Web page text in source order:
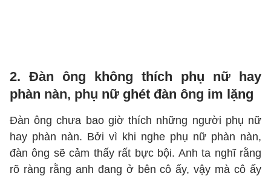
2. Đàn ông không thích phụ nữ hay
phàn nàn, phụ nữ ghét đàn ông im lặng
Đàn ông chưa bao giờ thích những người phụ nữ
hay phàn nàn. Bởi vì khi nghe phụ nữ phàn nàn,
đàn ông sẽ cảm thấy rất bực bội. Anh ta nghĩ rằng
rõ ràng rằng anh đang ở bên cô ấy, vậy mà cô ấy